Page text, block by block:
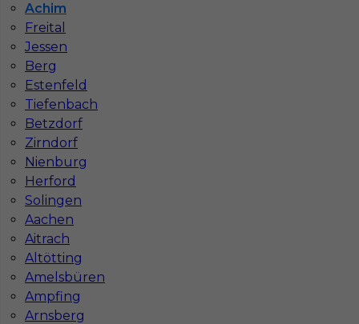
Achim
Freital
Jessen
Berg
Estenfeld
Tiefenbach
Betzdorf
Zirndorf
Nienburg
Herford
Solingen
Aachen
Aitrach
Altötting
Amelsbüren
Ampfing
Arnsberg
Mapa ofert pracy
Mapa kategorii
Informacje w sprawie pracy
Telefon:793-577-977
Dane firmy
In-Serv Team Sp. z o.o.
ul. Bóżnicza 15/6
61-751 Poznań, Polen
NIP: PL7831822725
KRS: 0000855600
REGON: 386807002